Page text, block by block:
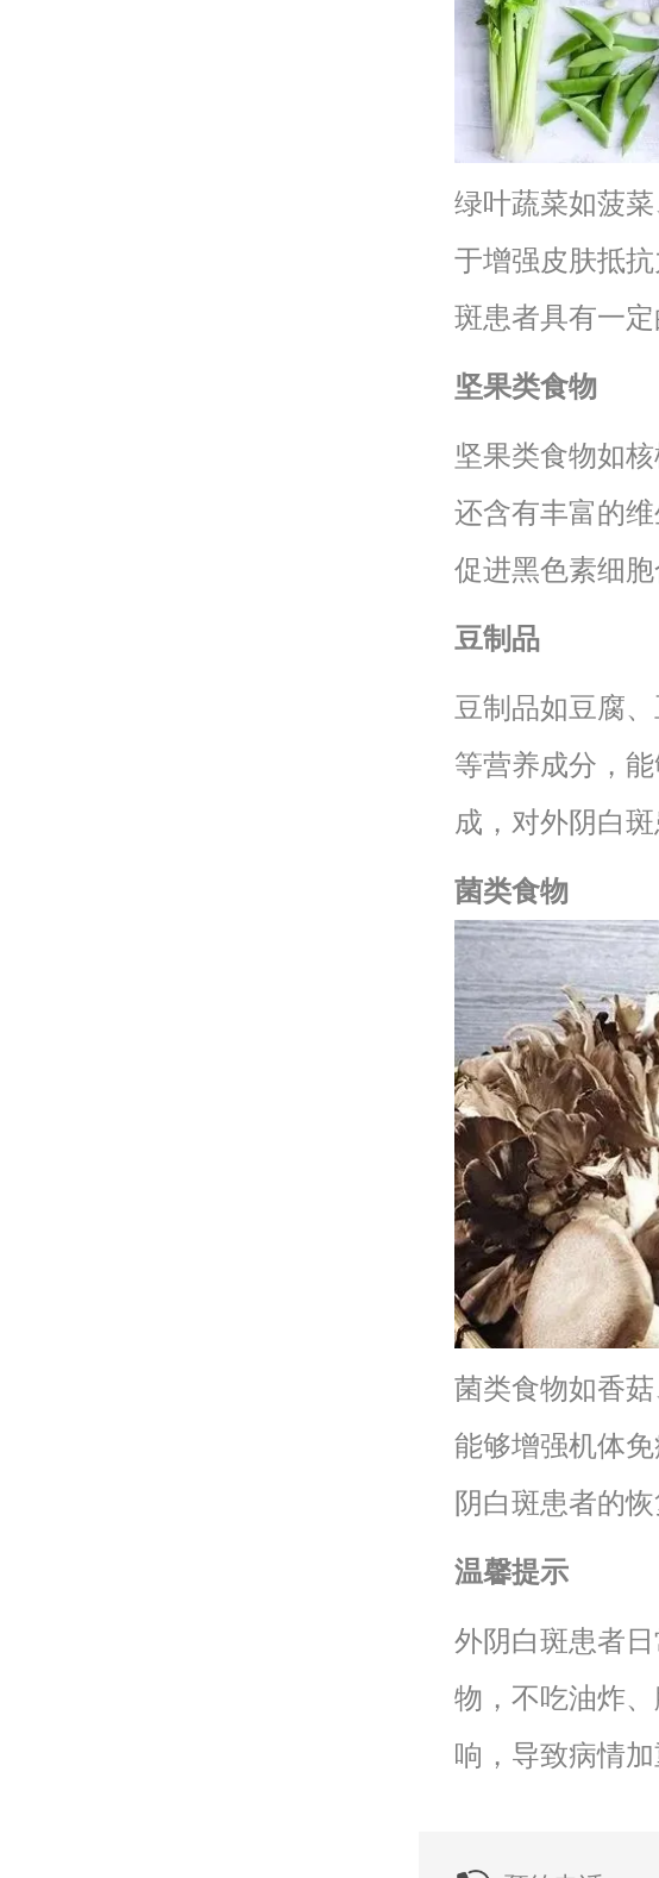
绿叶蔬菜如菠
于增强皮肤抵
斑患者具有一定
坚果类食物
坚果类食物如
还含有丰富的
促进黑色素细胞
豆制品
豆制品如豆腐
等营养成分，
成，对外阴白
菌类食物
菌类食物如香
能够增强机体
阴白斑患者的
温馨提示
外阴白斑患者
物，不吃油炸
响，导致病情加